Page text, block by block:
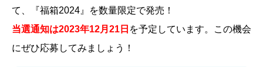
て、『福箱2024』を数量限定で発売！
当選通知は2023年12月21日 を予定しています。この機会
にぜひ応募してみましょう！